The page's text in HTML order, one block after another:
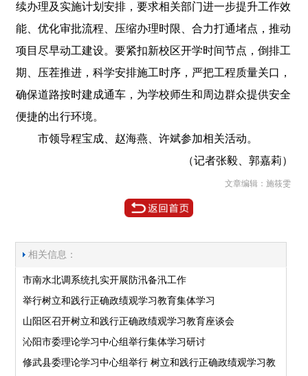
续办理及实施计划安排，要求相关部门进一步提升工作效
能、优化审批流程、压缩办理时限、合力打通堵点，推动
项目尽早动工建设。要紧扣新校区开学时间节点，倒排工
期、压茬推进，科学安排施工时序，严把工程质量关口，
确保道路按时建成通车，为学校师生和周边群众提供安全
便捷的出行环境。
市领导程宝成、赵海燕、许斌参加相关活动。
（记者张毅、郭嘉莉）
文章编辑：施筱雯
相关信息：
市南水北调系统扎实开展防汛备汛工作
举行树立和践行正确政绩观学习教育集体学习
山阳区召开树立和践行正确政绩观学习教育座谈会
沁阳市委理论学习中心组举行集体学习研讨
修武县委理论学习中心组举行 树立和践行正确政绩观学习教